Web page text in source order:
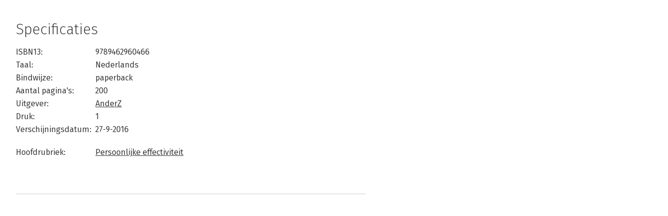
Specificaties
ISBN13:
9789462960466
Taal:
Nederlands
Bindwijze:
paperback
Aantal pagina's:
200
Uitgever:
AnderZ
Druk:
1
Verschijningsdatum: 27-9-2016
Hoofdrubriek: Persoonlijke effectiviteit